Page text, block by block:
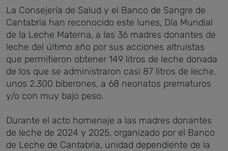
La Consejería de Salud y el Banco de Sangre de
Cantabria han reconocido este lunes, Día Mundial
de la Leche Materna, a las 36 madres donantes de
leche del último año por sus acciones altruistas
que permitieron obtener 149 litros de leche donada
de los que se administraron casi 87 litros de leche,
unos 2.300 biberones, a 68 neonatos prematuros
y/o con muy bajo peso.
Durante el acto homenaje a las madres donantes
de leche de 2024 y 2025, organizado por el Banco
de Leche de Cantabria, unidad dependiente de la